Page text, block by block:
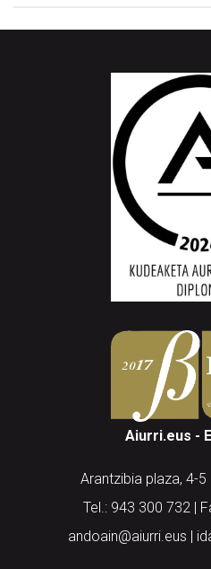
Aiurri.eus -
Arantzibia plaza, 4-5
Tel.: 943 300 732 |
andoain@aiurri.eus |